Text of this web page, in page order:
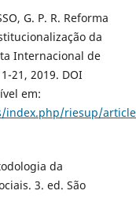
G. P. R. Reforma
da
Internacional de
21, 2019. DOI
em:
riesup/
da
3. ed. São